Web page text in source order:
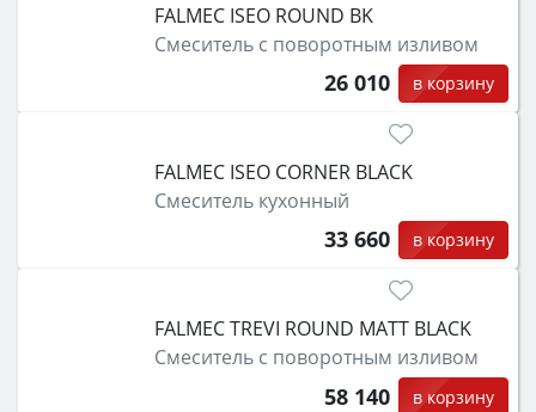
функции (конвекция, гриль, самоочистка,
защита от детей).
FALMEC ISEO ROUND BK
Смеситель с поворотным изливом
26 010 в корзину
FALMEC ISEO CORNER BLACK
Смеситель кухонный
33 660 в корзину
FALMEC TREVI ROUND MATT BLACK
Смеситель с поворотным изливом
58 140 в корзину